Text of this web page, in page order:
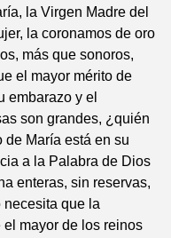
la Virgen Madre del
la coronamos de oro
más que sonoros,
el mayor mérito de
embarazo y el
son grandes, ¿quién
de María está en su
a la Palabra de Dios
enteras, sin reservas,
que la
mayor de los reinos